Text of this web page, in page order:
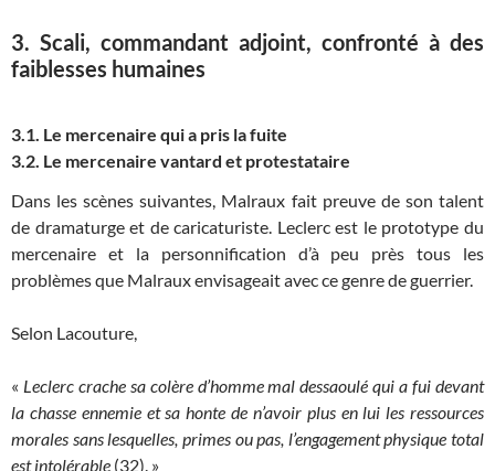
3. Scali, commandant adjoint, confronté à des
faiblesses humaines
3.1. Le mercenaire qui a pris la fuite
3.2. Le mercenaire vantard et protestataire
Dans les scènes suivantes, Malraux fait preuve de son talent
de dramaturge et de caricaturiste. Leclerc est le prototype du
mercenaire et la personnification d’à peu près tous les
problèmes que Malraux envisageait avec ce genre de guerrier.
Selon Lacouture,
« Leclerc crache sa colère d’homme mal dessaoulé qui a fui devant
la chasse ennemie et sa honte de n’avoir plus en lui les ressources
morales sans lesquelles, primes ou pas, l’engagement physique total
est intolérable (32). »